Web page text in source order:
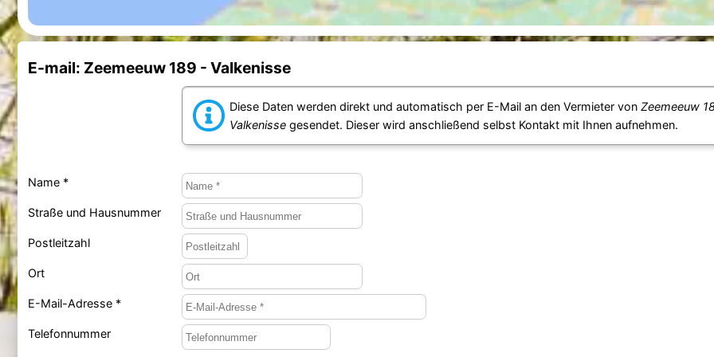
E-mail: Zeemeeuw 189 - Valkenisse
Diese Daten werden direkt und automatisch per E-Mail an den Vermieter von Zeemeeuw
Valkenissegesendet. Dieser wird anschließend selbst Kontakt mit Ihnen aufnehmen.
Name *
Straße und Hausnummer
Postleitzahl
Ort
E-Mail-Adresse *
Telefonnummer